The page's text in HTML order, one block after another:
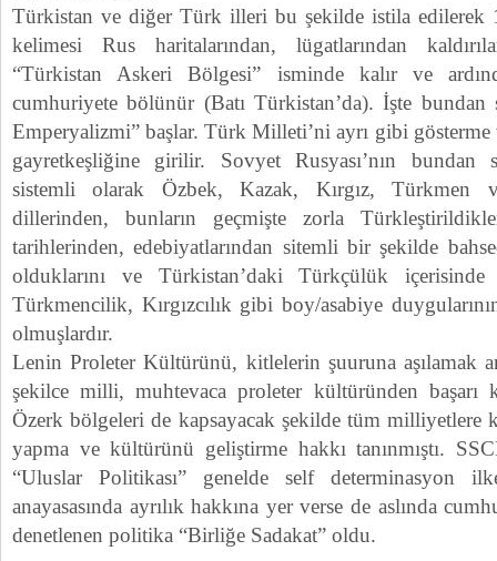
Türkistan ve diğer Türk illeri bu şekilde istila edilerek
kelimesi Rus haritalarından, lügatlarından
“Türkistan Askeri Bölgesi” isminde kalır ve
cumhuriyete bölünür (Batı Türkistan’da). İşte
Emperyalizmi” başlar. Türk Milleti’ni ayrı gibi gösterme
gayretkeşliğine girilir. Sovyet Rusyası’nın bundan
sistemli olarak Özbek, Kazak, Kırgız, Türkmen
dillerinden, bunların geçmişte zorla
tarihlerinden, edebiyatlarından sitemli bir şekilde
olduklarını ve Türkistan’daki Türkçülük içerisinde
Türkmencilik, Kırgızcılık gibi boy/asabiye
olmuşlardır.
Lenin Proleter Kültürünü, kitlelerin şuuruna aşılamak
şekilce milli, muhtevaca proleter kültüründen başarı
Özerk bölgeleri de kapsayacak şekilde tüm
yapma ve kültürünü geliştirme hakkı tanınmıştı.
“Uluslar Politikası” genelde self determinasyon
anayasasında ayrılık hakkına yer verse de aslında
denetlenen politika “Birliğe Sadakat” oldu.